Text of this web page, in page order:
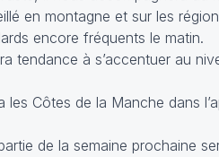
en montagne et sur les
encore fréquents le matin.
tendance à s’accentuer au
Côtes de la Manche dans
de la semaine prochaine